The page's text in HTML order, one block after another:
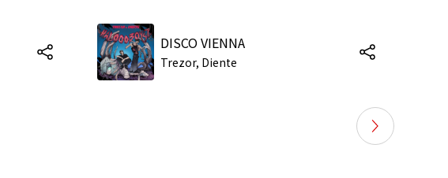
DISCO VIENNA
Trezor, Diente